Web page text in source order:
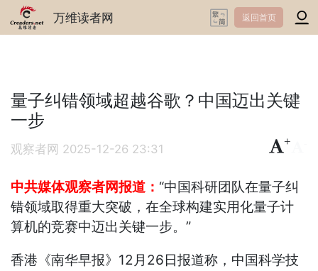
万维读者网 返回首页
量子纠错领域超越谷歌？中国迈出关键
一步
观察者网 2025-12-26 23:31
+
中共媒体观察者网报道： “中国科研团队在量子纠
错领域取得重大突破，在全球构建实用化量子计
算机的竞赛中迈出关键一步。”
香港《南华早报》12月26日报道称，中国科学技